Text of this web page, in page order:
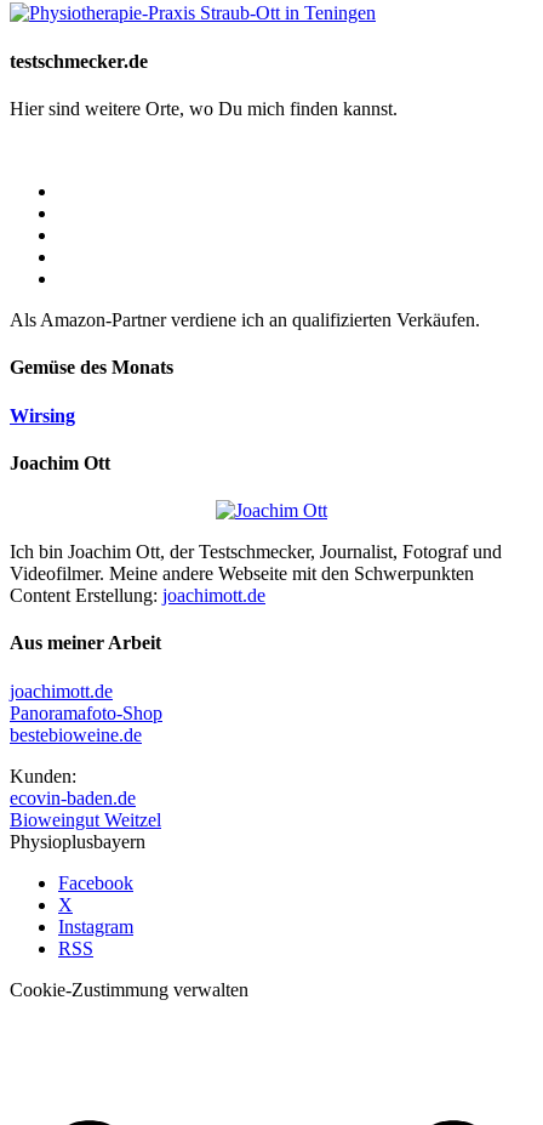
testschmecker.de
Hier sind weitere Orte, wo Du mich finden kannst.
Als Amazon-Partner verdiene ich an qualifizierten Verkäufen.
Gemüse des Monats
Wirsing
Joachim Ott
Ich bin Joachim Ott, der Testschmecker, Journalist, Fotograf und
Videofilmer. Meine andere Webseite mit den Schwerpunkten
Content Erstellung: joachimott.de
Aus meiner Arbeit
joachimott.de
Panoramafoto-Shop
bestebioweine.de
Kunden:
ecovin-baden.de
Bioweingut Weitzel
Physioplusbayern
Facebook
X
Instagram
RSS
Cookie-Zustimmung verwalten